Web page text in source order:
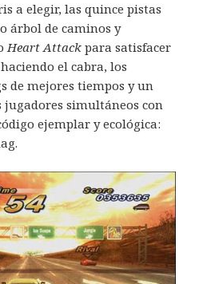
a elegir, las quince pistas
árbol de caminos y
Heart Attack para satisfacer
el cabra, los
de mejores tiempos y un
simultáneos con
ejemplar y ecológica: